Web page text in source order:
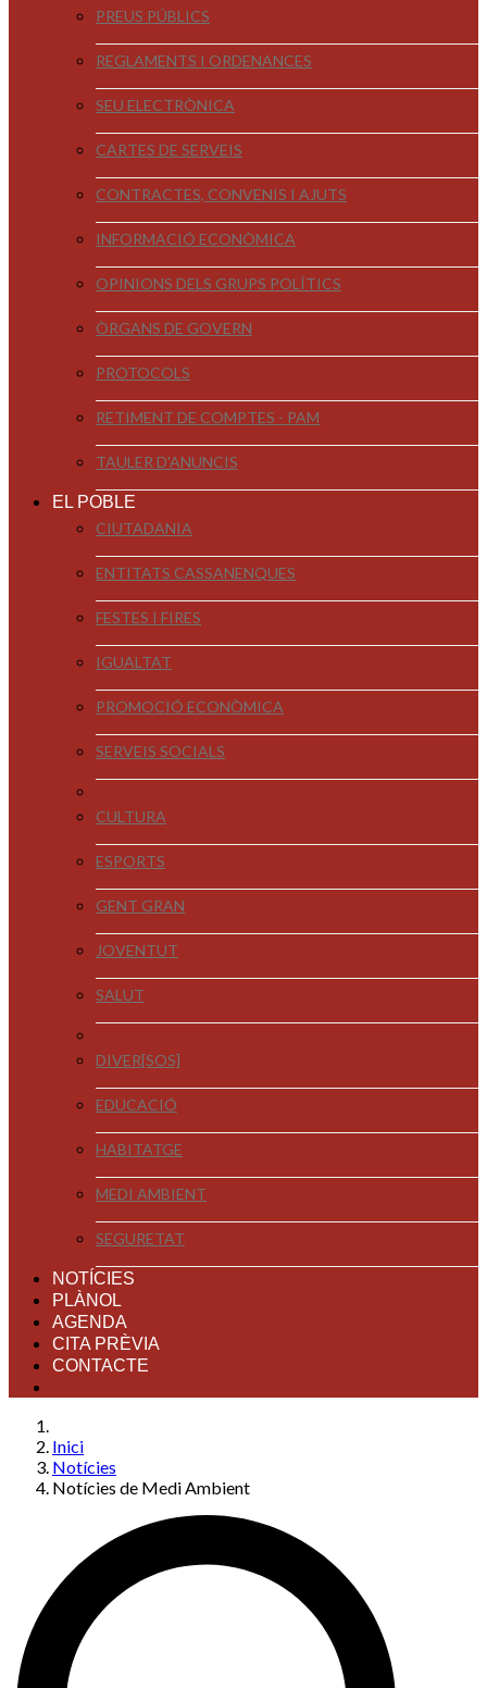
PREUS PÚBLICS
REGLAMENTS I ORDENANCES
SEU ELECTRÒNICA
CARTES DE SERVEIS
CONTRACTES, CONVENIS I AJUTS
INFORMACIÓ ECONÒMICA
OPINIONS DELS GRUPS POLÍTICS
ÒRGANS DE GOVERN
PROTOCOLS
RETIMENT DE COMPTES - PAM
TAULER D'ANUNCIS
EL POBLE
CIUTADANIA
ENTITATS CASSANENQUES
FESTES I FIRES
IGUALTAT
PROMOCIÓ ECONÒMICA
SERVEIS SOCIALS
CULTURA
ESPORTS
GENT GRAN
JOVENTUT
SALUT
DIVER[SOS]
EDUCACIÓ
HABITATGE
MEDI AMBIENT
SEGURETAT
NOTÍCIES
PLÀNOL
AGENDA
CITA PRÈVIA
CONTACTE
Inici
Notícies
Notícies de Medi Ambient